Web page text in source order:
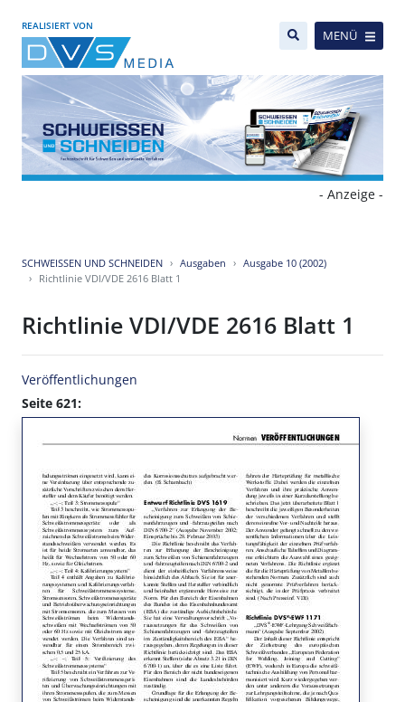
REALISIERT VON
MENÜ
- Anzeige -
SCHWEISSEN UND SCHNEIDEN Ausgaben
Ausgabe 10 (2002)
Richtlinie VDI/VDE 2616 Blatt 1
Richtlinie VDI/VDE 2616 Blatt 1
Veröffentlichungen
Seite 621: